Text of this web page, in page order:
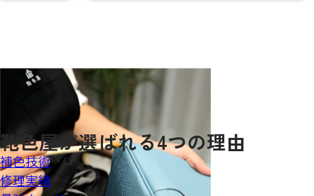
鞄色屋が選ばれる4つの理由
補色技術
修理実績